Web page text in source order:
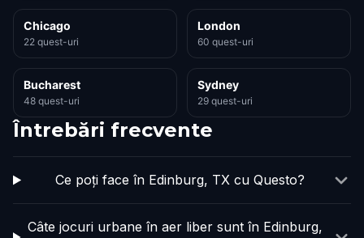
Chicago
22 quest-uri
London
60 quest-uri
Bucharest
48 quest-uri
Sydney
29 quest-uri
Întrebări frecvente
Ce poți face în Edinburg, TX cu Questo?
Câte jocuri urbane în aer liber sunt în Edinburg,